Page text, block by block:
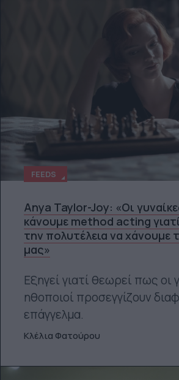
FEEDS
Anya Taylor-Joy: «Οι
κάνουμε method acting
την πολυτέλεια να χάνουμε
μας»
Εξηγεί γιατί θεωρεί πως οι
ηθοποιοί προσεγγίζουν
επάγγελμα.
Κλέλια Φατούρου